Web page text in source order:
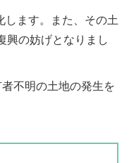
します。また、その土
興の妨げとなりまし
不明の土地の発生を